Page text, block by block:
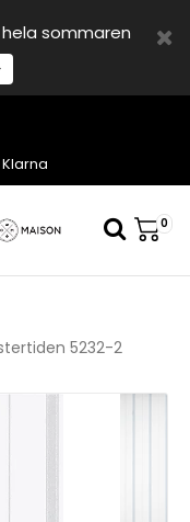
sommaren
0
5232-2